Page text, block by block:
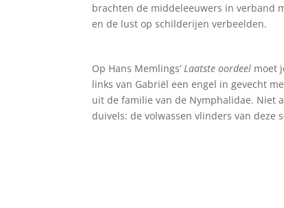
brachten de middeleeuwers in verband
en de lust op schilderijen verbeelden.
Op Hans Memlings’Laatste oordeel moet
links van Gabriël een engel in gevecht
uit de familie van de Nymphalidae. Niet
duivels: de volwassen vlinders van deze